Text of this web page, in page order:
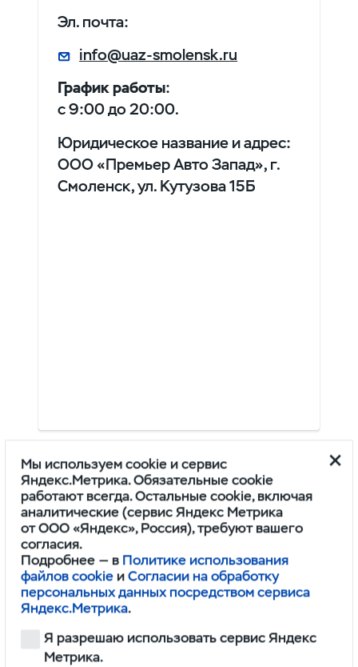
Эл. почта:
info@uaz-smolensk.ru
График работы:
с 9:00 до 20:00.
Юридическое название и адрес:
ООО «Премьер Авто Запад», г.
Смоленск, ул. Кутузова 15Б
АВТОСЕРВИС
Телефон:
+7 (4812) 707-020
Адрес:
ул. Кутузова, 15Б
Мы используем cookie и сервис
Яндекс.Метрика. Обязательные cookie
работают всегда. Остальные cookie, включая
аналитические (сервис Яндекс Метрика
от ООО «Яндекс», Россия), требуют вашего
согласия.
Подробнее — в Политике использования
файлов cookie иСогласии на обработку
персональных данных посредством сервиса
Яндекс.Метрика.
Я разрешаю использовать сервис Яндекс
Метрика.